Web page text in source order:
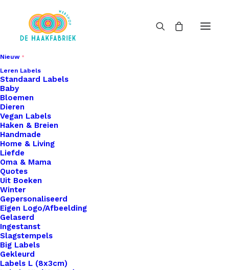
Nieuw
Leren Labels
Standaard Labels
Baby
Bloemen
Dieren
Vegan Labels
Haken & Breien
Handmade
Home & Living
Liefde
Oma & Mama
Quotes
Uit Boeken
Winter
Gepersonaliseerd
Eigen Logo/Afbeelding
Gelaserd
Ingestanst
Slagstempels
Big Labels
Gekleurd
Labels L (8x3cm)